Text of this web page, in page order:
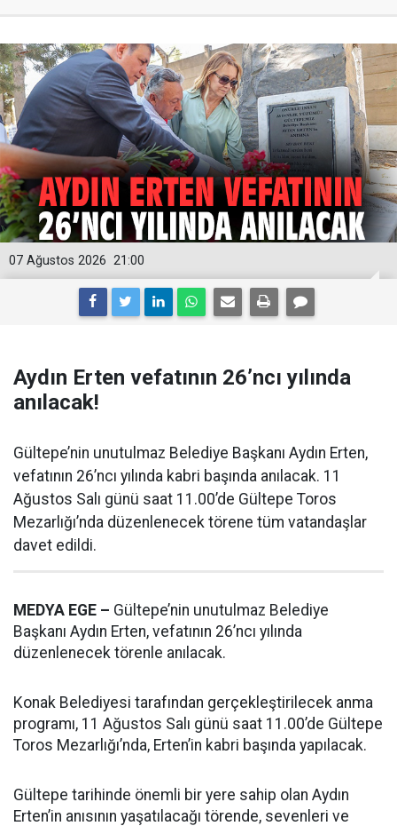
21:00
07 Ağustos 2026
Aydın Erten vefatının 26’ncı yılında
anılacak!
Gültepe’nin unutulmaz Belediye Başkanı Aydın Erten,
vefatının 26’ncı yılında kabri başında anılacak. 11
Ağustos Salı günü saat 11.00’de Gültepe Toros
Mezarlığı’nda düzenlenecek törene tüm vatandaşlar
davet edildi.
MEDYA EGE – Gültepe’nin unutulmaz Belediye
Başkanı Aydın Erten, vefatının 26’ncı yılında
düzenlenecek törenle anılacak.
Konak Belediyesi tarafından gerçekleştirilecek anma
programı, 11 Ağustos Salı günü saat 11.00’de Gültepe
Toros Mezarlığı’nda, Erten’in kabri başında yapılacak.
Gültepe tarihinde önemli bir yere sahip olan Aydın
Erten’in anısının yaşatılacağı törende, sevenleri ve